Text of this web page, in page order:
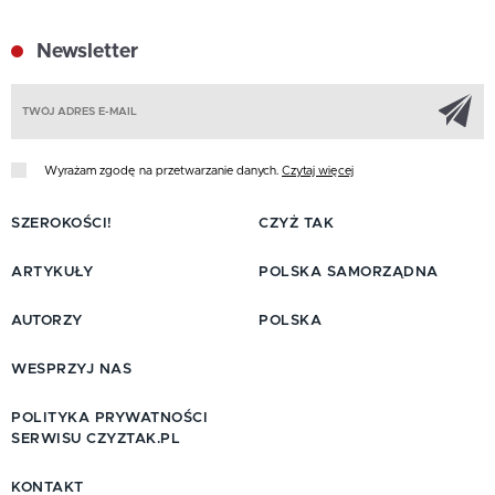
Newsletter
Wyrażam zgodę na przetwarzanie danych. Czytaj więcej
SZEROKOŚCI!
ARTYKUŁY
AUTORZY
CZYŻ TAK
POLSKA SAMORZĄDNA
POLSKA
WESPRZYJ NAS
POLITYKA PRYWATNOŚCI
SERWISU CZYZTAK.PL
KONTAKT